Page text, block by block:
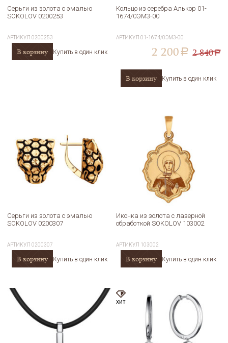
Серьги из золота с эмалью
SOKOLOV 0200253
АРТИКУЛ0200253
В корзину Купить в один клик
Кольцо из серебра Алькор 01-
1674/0ЭМ3-00
АРТИКУЛ01-1674/0ЭМ3-00
2 200 a 2 840a
В корзину Купить в один клик
Серьги из золота с эмалью
SOKOLOV 0200307
АРТИКУЛ0200307
В корзину Купить в один клик
Иконка из золота с лазерной
обработкой SOKOLOV 103002
АРТИКУЛ 103002
В корзину Купить в один клик
хит